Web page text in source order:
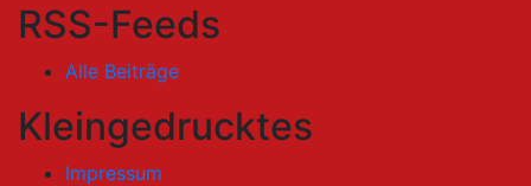
RSS-Feeds
Alle Beiträge
Kleingedrucktes
Impressum